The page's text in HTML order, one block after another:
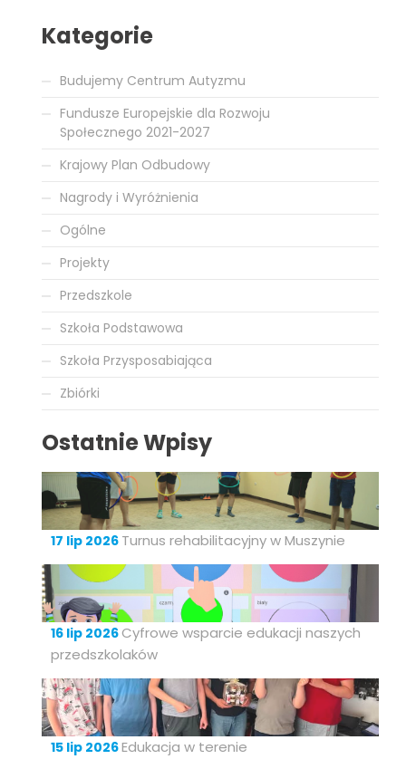
Kategorie
Budujemy Centrum Autyzmu
Fundusze Europejskie dla Rozwoju
Społecznego 2021-2027
Krajowy Plan Odbudowy
Nagrody i Wyróżnienia
Ogólne
Projekty
Przedszkole
Szkoła Podstawowa
Szkoła Przysposabiająca
Zbiórki
Ostatnie Wpisy
17 lip 2026 Turnus rehabilitacyjny w Muszynie
16 lip 2026 Cyfrowe wsparcie edukacji naszych
przedszkolaków
15 lip 2026Edukacja w terenie